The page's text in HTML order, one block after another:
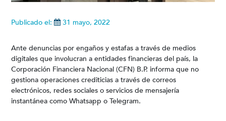
Publicado el: 31 mayo, 2022
Ante denuncias por engaños y estafas a través de medios
digitales que involucran a entidades financieras del país, la
Corporación Financiera Nacional (CFN) B.P. informa que no
gestiona operaciones crediticias a través de correos
electrónicos, redes sociales o servicios de mensajería
instantánea como Whatsapp o Telegram.